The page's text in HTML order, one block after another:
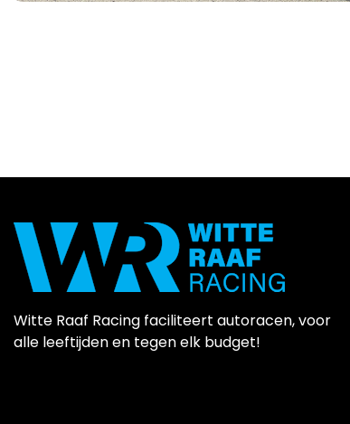
Witte Raaf Racing faciliteert autoracen, voor
alle leeftijden en tegen elk budget!